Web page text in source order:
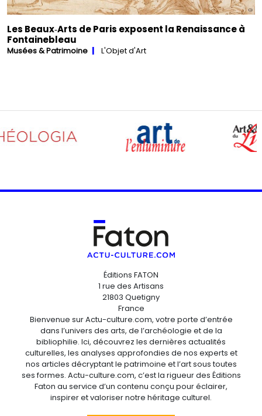
Les Beaux‑Arts de Paris exposent la Renaissance à
Fontainebleau
Musées & Patrimoine L'Objet d'Art
Éditions FATON
1 rue des Artisans
21803 Quetigny
France
Bienvenue sur Actu-culture.com, votre porte d’entrée
dans l’univers des arts, de l’archéologie et de la
bibliophilie. Ici, découvrez les dernières actualités
culturelles, les analyses approfondies de nos experts et
nos articles décryptant le patrimoine et l’art sous toutes
ses formes. Actu-culture.com, c’est la rigueur des Éditions
Faton au service d’un contenu conçu pour éclairer,
inspirer et valoriser notre héritage culturel.